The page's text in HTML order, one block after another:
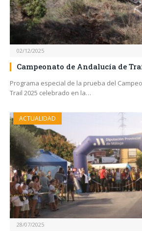
02/12/2025
Campeonato de Andalucía de
Programa especial de la prueba del
Trail 2025 celebrado en la…
ACTUALIDAD
28/07/2025